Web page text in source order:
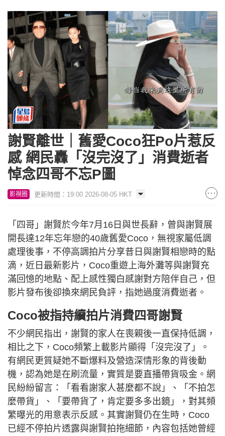
謝賢離世｜舊愛Coco狂Po片惹反
感 網民轟「沒完沒了」消費逝者
悼念四哥不忘P圖
影視圈 更新時間：19:00 2026-08-05 HKT
「四哥」謝賢於今年7月16日與世長辭，曾與謝賢展
開長達12年忘年戀的40歲舊愛Coco，無視家屬低調
處理後事，不停高調拍片分享昔日與謝賢相戀時的點
滴，近日最新影片，Coco重遊上海外灘等與謝賢充
滿回憶的地點、配上感性獨白感謝對方陪伴自己，但
影片發布後卻換來網民負評，指她過度消費逝者。
Coco被指持續拍片消費四哥謝賢
不少網民指出，謝賢的家人在喪親後一直保持低調，
相比之下，Coco頻繁上載影片顯得「沒完沒了」。
有網民更質疑她不斷爆料及營造深情形象的背後動
機，認為她是在刷流量，實質是要直播帶貨吸金。網
民紛紛留言：「看看謝家人甚麼都不說」、「不拍怎
麼帶貨」、「要帶貨了，肯定要多多出鏡」，對其頻
繁曝光的用意表示反感。其實謝賢仍在生時，Coco
已經不停拍片透露與謝賢拍拖細節，內容包括她曾經